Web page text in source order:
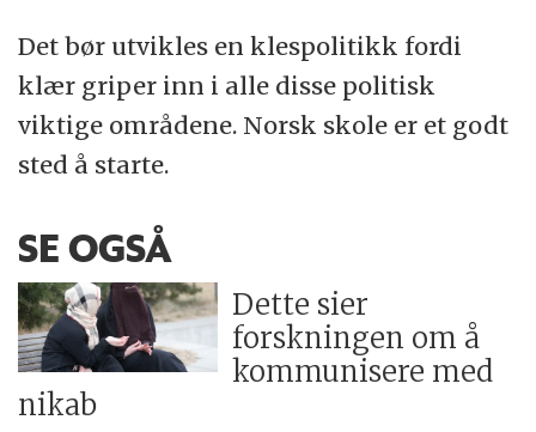
Det bør utvikles en klespolitikk fordi
klær griper inn i alle disse politisk
viktige områdene. Norsk skole er et godt
sted å starte.
SE OGSÅ
Dette sier
forskningen om å
kommunisere med
nikab